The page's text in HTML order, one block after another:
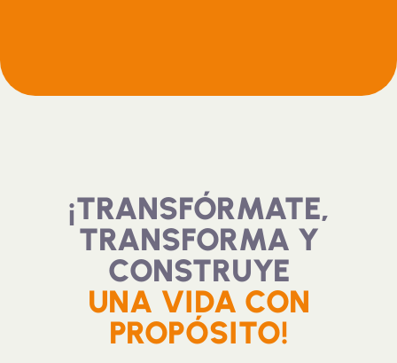
¡TRANSFÓRMATE,
TRANSFORMA Y
CONSTRUYE
UNA VIDA CON
PROPÓSITO!